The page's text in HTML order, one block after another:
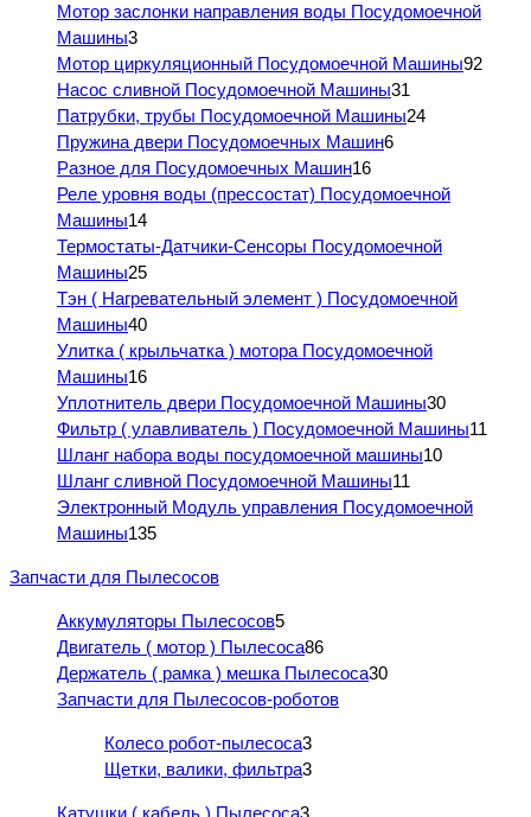
Мотор заслонки направления воды Посудомоечной
Машины3
Мотор циркуляционный Посудомоечной Машины92
Насос сливной Посудомоечной Машины31
Патрубки, трубы Посудомоечной Машины24
Пружина двери Посудомоечных Машин6
Разное для Посудомоечных Машин16
Реле уровня воды (прессостат) Посудомоечной
Машины14
Термостаты-Датчики-Сенсоры Посудомоечной
Машины25
Тэн ( Нагревательный элемент ) Посудомоечной
Машины40
Улитка ( крыльчатка ) мотора Посудомоечной
Машины16
Уплотнитель двери Посудомоечной Машины30
Фильтр ( улавливатель ) Посудомоечной Машины11
Шланг набора воды посудомоечной машины10
Шланг сливной Посудомоечной Машины11
Электронный Модуль управления Посудомоечной
Машины135
Запчасти для Пылесосов
Аккумуляторы Пылесосов5
Двигатель ( мотор ) Пылесоса86
Держатель ( рамка ) мешка Пылесоса30
Запчасти для Пылесосов-роботов
Колесо робот-пылесоса3
Щетки, валики, фильтра3